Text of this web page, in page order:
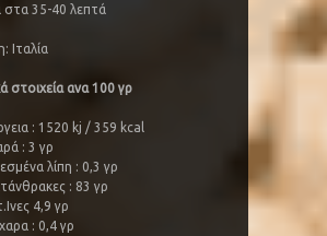
στα 35-40 λεπτά
Ιταλία
στοιχεία ανα 100 γρ
: 1520 kj / 359 kcal
: 3 γρ
λίπη : 0,3 γρ
: 83 γρ
4,9 γρ
: 0,4 γρ